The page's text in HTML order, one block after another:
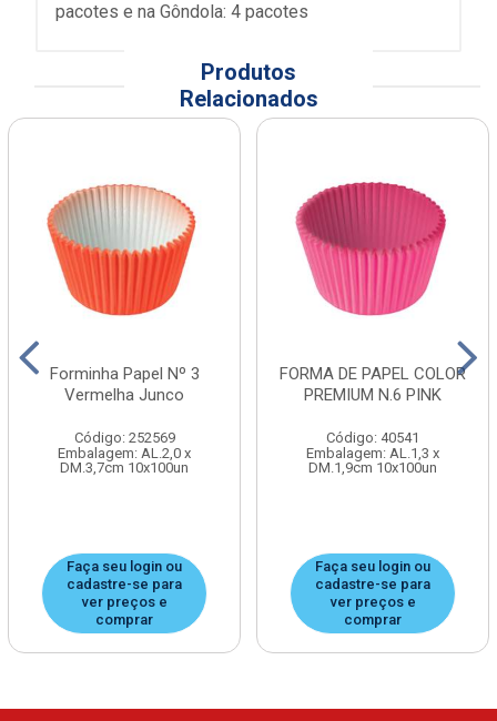
pacotes e na Gôndola: 4 pacotes
Produtos
Relacionados
Forminha Papel Nº 3
Vermelha Junco
Código: 252569
Embalagem: AL.2,0 x
DM.3,7cm 10x100un
Faça seu login ou
cadastre-se para
ver preços e
comprar
FORMA DE PAPEL COLOR
PREMIUM N.6 PINK
Código: 40541
Embalagem: AL.1,3 x
DM.1,9cm 10x100un
Faça seu login ou
cadastre-se para
ver preços e
comprar